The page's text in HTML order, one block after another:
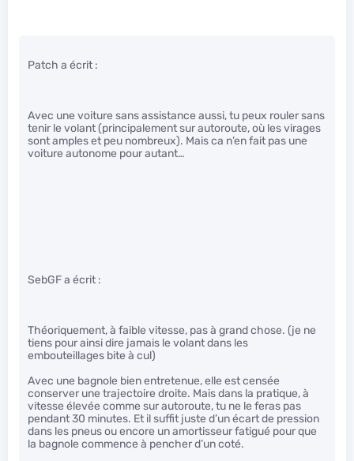
Patch a écrit :
Avec une voiture sans assistance aussi, tu peux rouler sans
tenir le volant (principalement sur autoroute, où les virages
sont amples et peu nombreux). Mais ca n’en fait pas une
voiture autonome pour autant…
SebGF a écrit :
Théoriquement, à faible vitesse, pas à grand chose. (je ne
tiens pour ainsi dire jamais le volant dans les
embouteillages bite à cul)
Avec une bagnole bien entretenue, elle est censée
conserver une trajectoire droite. Mais dans la pratique, à
vitesse élevée comme sur autoroute, tu ne le feras pas
pendant 30 minutes. Et il suffit juste d’un écart de pression
dans les pneus ou encore un amortisseur fatigué pour que
la bagnole commence à pencher d’un coté.